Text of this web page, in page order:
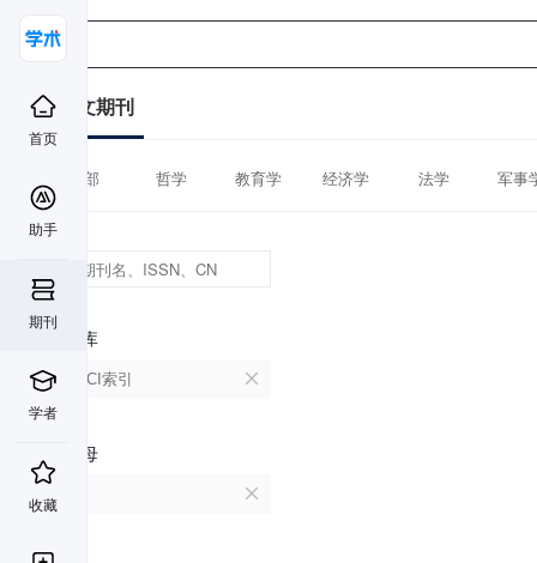
首页
助手
期刊
学者
收藏
中文期刊
全部 哲学 教育学 经济学 法学 军事
数据库
CSSCI索引
首字母